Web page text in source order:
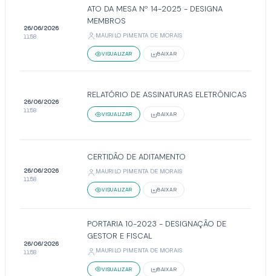
26/06/2026
11:58
ATO DA MESA Nº 14-2025 - DESIGNA
MEMBROS
MAURILO PIMENTA DE MORAIS
VISUALIZAR BAIXAR
26/06/2026
11:58
RELATÓRIO DE ASSINATURAS ELETRÔNICAS
VISUALIZAR BAIXAR
26/06/2026
11:58
CERTIDÃO DE ADITAMENTO
MAURILO PIMENTA DE MORAIS
VISUALIZAR BAIXAR
26/06/2026
11:58
PORTARIA 10-2023 - DESIGNAÇÃO DE
GESTOR E FISCAL
MAURILO PIMENTA DE MORAIS
VISUALIZAR BAIXAR